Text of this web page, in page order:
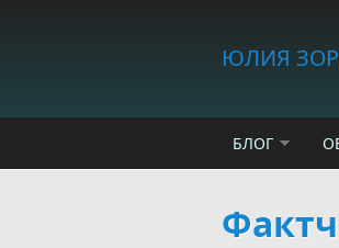
ЮЛИЯ
БЛОГ